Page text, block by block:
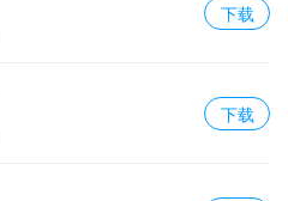
下载
下载